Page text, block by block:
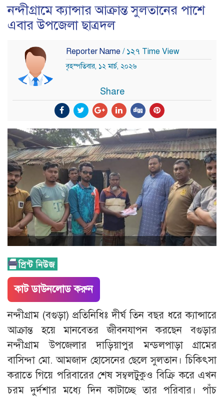
নন্দীগ্রামে ক্যান্সার আক্রান্ত সুলতানের পাশে
এবার উপজেলা ছাত্রদল
Reporter Name / ১২৭ Time View
বৃহস্পতিবার, ১২ মার্চ, ২০২৬
Share
কাট ডাউনলোড করুন
নন্দীগ্রাম (বগুড়া) প্রতিনিধিঃ দীর্ঘ তিন বছর ধরে ক্যান্সারে
আক্রান্ত হয়ে মানবেতর জীবনযাপন করছেন বগুড়ার
নন্দীগ্রাম উপজেলার দাড়িয়াপুর মন্ডলপাড়া গ্রামের
বাসিন্দা মো. আমজাদ হোসেনের ছেলে সুলতান। চিকিৎসা
করাতে গিয়ে পরিবারের শেষ সম্বলটুকুও বিক্রি করে এখন
চরম দুর্দশার মধ্যে দিন কাটাচ্ছে তার পরিবার। পাঁচ